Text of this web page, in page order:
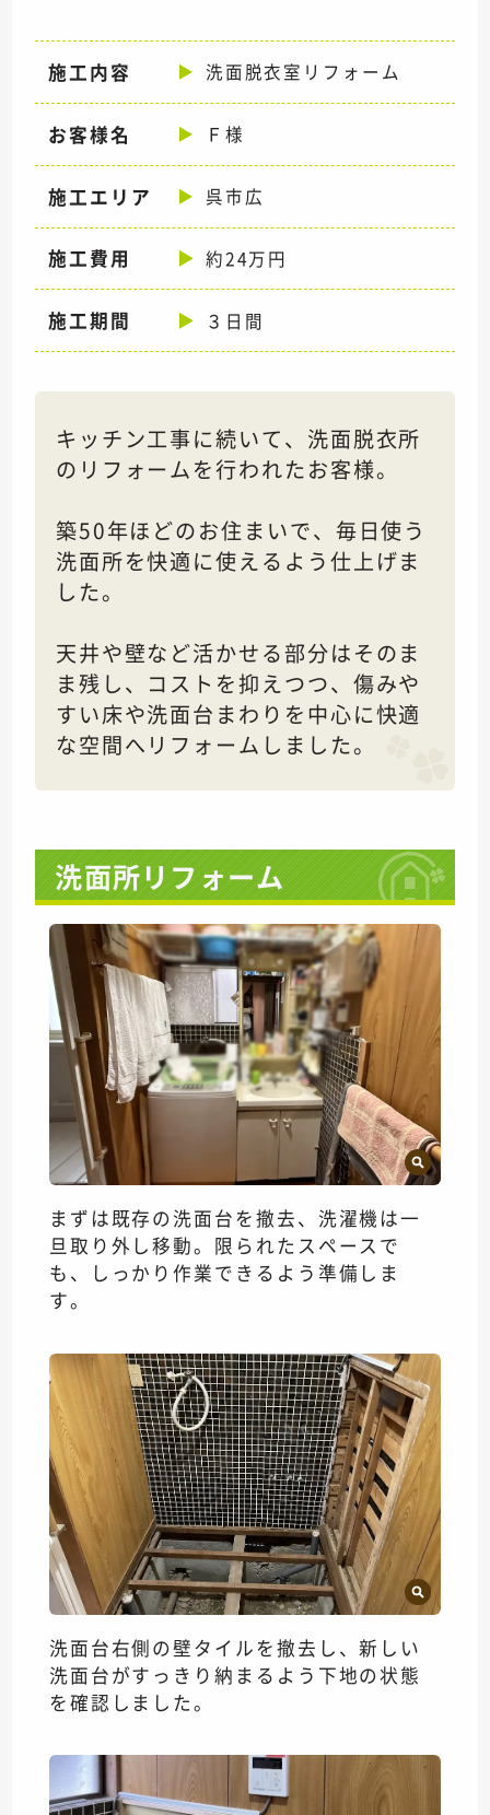
施工内容 洗面脱衣室リフォーム
お客様名 Ｆ様
施工エリア 呉市広
施工費用 約24万円
施工期間 ３日間
キッチン工事に続いて、洗面脱衣所
のリフォームを行われたお客様。
築50年ほどのお住まいで、毎日使う
洗面所を快適に使えるよう仕上げま
した。
天井や壁など活かせる部分はそのま
ま残し、コストを抑えつつ、傷みや
すい床や洗面台まわりを中心に快適
な空間へリフォームしました。
洗面所リフォーム
まずは既存の洗面台を撤去、洗濯機は一
旦取り外し移動。限られたスペースで
も、しっかり作業できるよう準備しま
す。
洗面台右側の壁タイルを撤去し、新しい
洗面台がすっきり納まるよう下地の状態
を確認しました。